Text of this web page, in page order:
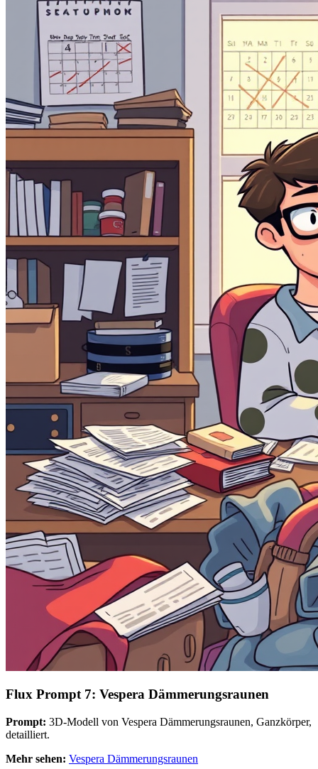
Flux Prompt 7: Vespera Dämmerungsraunen
Prompt: 3D-Modell von Vespera Dämmerungsraunen, Ganzkörper,
detailliert.
Mehr sehen: Vespera Dämmerungsraunen